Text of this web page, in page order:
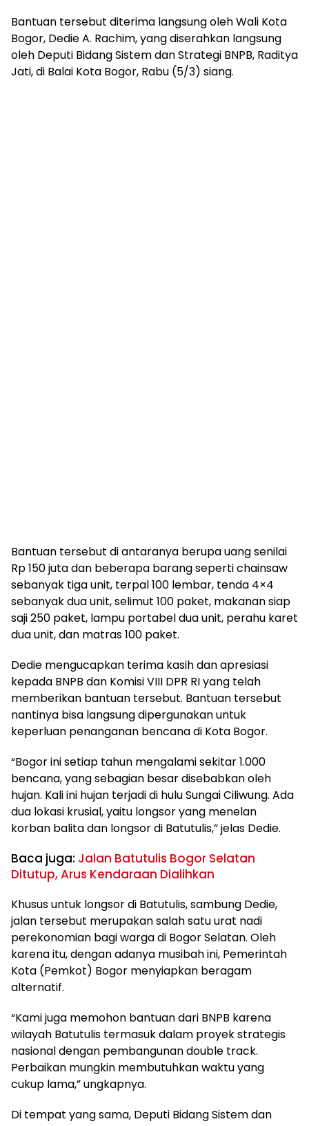
Bantuan tersebut diterima langsung oleh Wali Kota
Bogor, Dedie A. Rachim, yang diserahkan langsung
oleh Deputi Bidang Sistem dan Strategi BNPB, Raditya
Jati, di Balai Kota Bogor, Rabu (5/3) siang.
Bantuan tersebut di antaranya berupa uang senilai
Rp 150 juta dan beberapa barang seperti chainsaw
sebanyak tiga unit, terpal 100 lembar, tenda 4×4
sebanyak dua unit, selimut 100 paket, makanan siap
saji 250 paket, lampu portabel dua unit, perahu karet
dua unit, dan matras 100 paket.
Dedie mengucapkan terima kasih dan apresiasi
kepada BNPB dan Komisi VIII DPR RI yang telah
memberikan bantuan tersebut. Bantuan tersebut
nantinya bisa langsung dipergunakan untuk
keperluan penanganan bencana di Kota Bogor.
“Bogor ini setiap tahun mengalami sekitar 1.000
bencana, yang sebagian besar disebabkan oleh
hujan. Kali ini hujan terjadi di hulu Sungai Ciliwung. Ada
dua lokasi krusial, yaitu longsor yang menelan
korban balita dan longsor di Batutulis,” jelas Dedie.
Baca juga: Jalan Batutulis Bogor Selatan
Ditutup, Arus Kendaraan Dialihkan
Khusus untuk longsor di Batutulis, sambung Dedie,
jalan tersebut merupakan salah satu urat nadi
perekonomian bagi warga di Bogor Selatan. Oleh
karena itu, dengan adanya musibah ini, Pemerintah
Kota (Pemkot) Bogor menyiapkan beragam
alternatif.
“Kami juga memohon bantuan dari BNPB karena
wilayah Batutulis termasuk dalam proyek strategis
nasional dengan pembangunan double track.
Perbaikan mungkin membutuhkan waktu yang
cukup lama,” ungkapnya.
Di tempat yang sama, Deputi Bidang Sistem dan